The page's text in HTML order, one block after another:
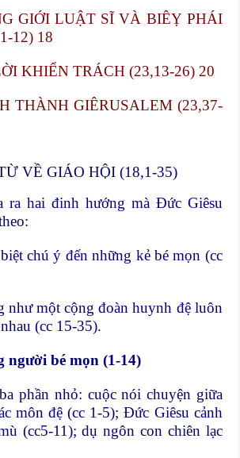
GIỚI LUẬT SĨ VÀ BIÊỴ PHÁI
12) 18
KHIỂN TRÁCH (23,13-26) 20
THÀNH GIÊRUSALEM (23,37-
VỀ GIÁO HỘI (18,1-35)
ra hai đinh hướng mà Đức Giêsu
chú ý đến những kẻ bé mọn (cc
như một cộng đoàn huynh đệ luôn
(cc 15-35).
người bé mọn (1-14)
phần nhỏ: cuộc nói chuyện giữa
môn đệ (cc 1-5); Đức Giêsu cảnh
(cc5-11); dụ ngôn con chiên lạc